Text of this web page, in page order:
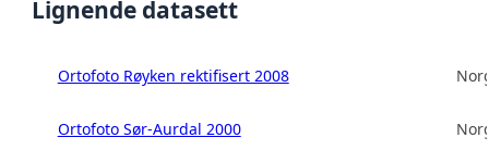
Lignende datasett
Ortofoto Røyken rektifisert 2008
Ortofoto Sør-Aurdal 2000